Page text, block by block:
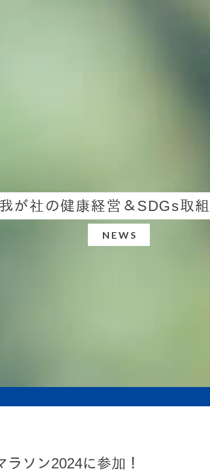
我が社の健康経営＆SDGs取
NEWS
ソン2024に参加！